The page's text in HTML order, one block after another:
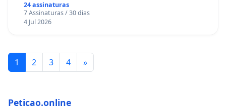
24 assinaturas
7 Assinaturas / 30 dias
4 Jul 2026
1 2 3 4 »
Peticao.online